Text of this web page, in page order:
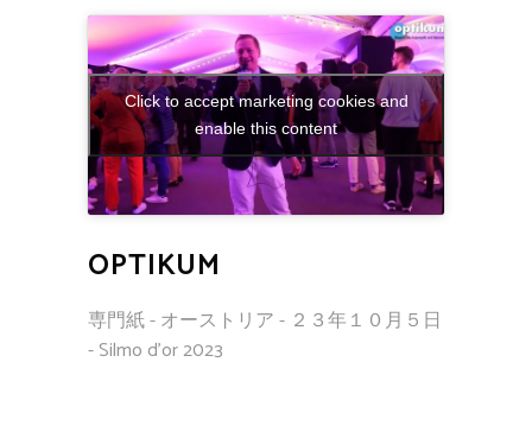
Click to accept marketing cookies and
enable this content
OPTIKUM
専門紙 - オーストリア - ２３年１０月５日
- Silmo d'or 2023